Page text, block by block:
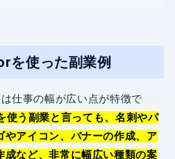
を使った副業例
仕事の幅が広い点が特徴で
う副業と言っても、名刺やパ
やアイコン、バナーの作成、ア
成など、非常に幅広い種類の案